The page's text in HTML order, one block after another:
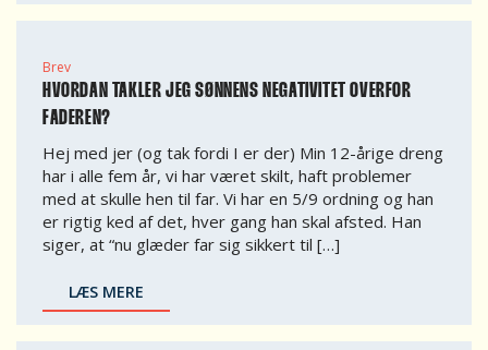
Brev
HVORDAN TAKLER JEG SØNNENS NEGATIVITET OVERFOR
FADEREN?
Hej med jer (og tak fordi I er der) Min 12-årige dreng
har i alle fem år, vi har været skilt, haft problemer
med at skulle hen til far. Vi har en 5/9 ordning og han
er rigtig ked af det, hver gang han skal afsted. Han
siger, at “nu glæder far sig sikkert til […]
LÆS MERE